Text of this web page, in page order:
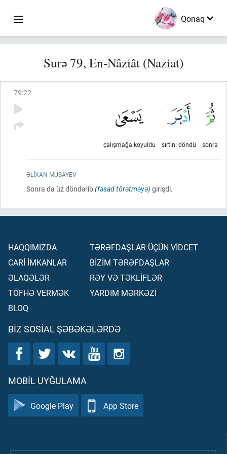
Qonaq
Surə 79, En-Nâziât (Naziat)
79:22
sonra
sırtını döndü
çalışmağa koyuldu
ƏLIXAN MUSAYEV
Sonra da üz döndərib(fəsad törətməyə) girişdi.
HAQQIMIZDA
CARİ İMKANLAR
ƏLAQƏLƏR
TÖFHƏ VERMƏK
BLOQ
TƏRƏFDAŞLAR ÜÇÜN VİDCET
BİZİM TƏRƏFDAŞLAR
RƏY VƏ TƏKLİFLƏR
YARDIM MƏRKƏZİ
BIZ SOSIAL ŞƏBƏKƏLƏRDƏ
MOBIL UYĞULAMA
Google Play App Store